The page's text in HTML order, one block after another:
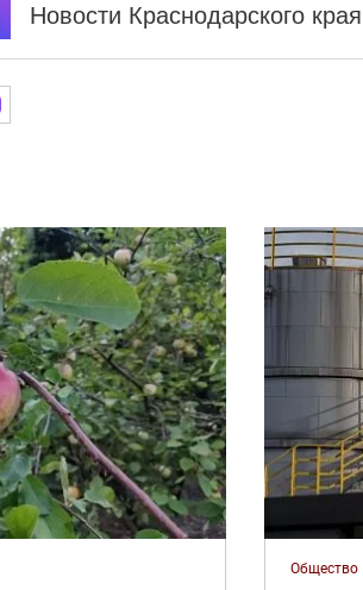
Новости Краснодарского края
Общество